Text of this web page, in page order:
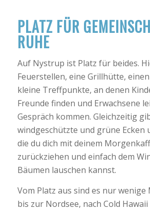
PLATZ FÜR
RUHE
Auf Nystrup ist Platz für beides.
Feuerstellen, eine Grillhütte,
kleine Treffpunkte, an denen
Freunde finden und Erwachsene
Gespräch kommen. Gleichzeitig
windgeschützte und grüne Ecken
die du dich mit deinem
zurückziehen und einfach dem
Bäumen lauschen kannst.
Vom Platz aus sind es nur
bis zur Nordsee, nach Cold